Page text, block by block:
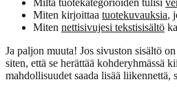
Miltä tuotekategorioiden tulisi
Miten kirjoittaa tuotekuvauksia,
Miten nettisivujesi tekstisisältö
Ja paljon muuta! Jos sivuston sisältö on
siten, että se herättää kohderyhmässä
mahdollisuudet saada lisää liikennettä,